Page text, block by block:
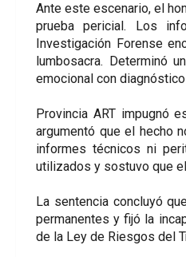
Ante este escenario, el
prueba pericial. Los
Investigación Forense
lumbosacra. Determinó
emocional con
Provincia ART impugnó
argumentó que el hecho
informes técnicos ni
utilizados y sostuvo que
La sentencia concluyó
permanentes y fijó la
de la Ley de Riesgos del